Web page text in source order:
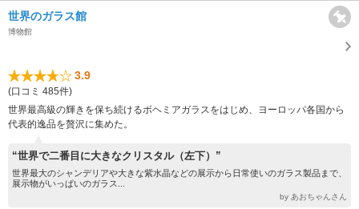
世界のガラス館
博物館
3.9
(口コミ 485件)
世界最高級の輝きを保ち続けるボヘミアガラスをはじめ、ヨーロッパ各国から
代表的逸品を贅沢に集めた。
“世界で二番目に大きなクリスタル（左下）”
世界最大のシャンデリアや大きな紫水晶などの展示から日常使いのガラス製品まで、
展示物がいっぱいのガラス...
by あおちゃんさん